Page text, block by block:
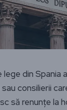
lege din
consilierii
să renunțe la